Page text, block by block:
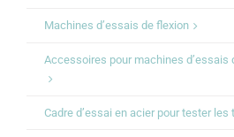
Machines d’essais de flexion
Accessoires pour machines d’essais
Cadre d’essai en acier pour tester les